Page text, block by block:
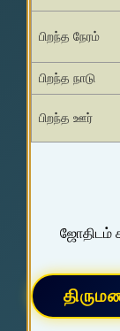
பிறந்த நேரம்
பிறந்த நாடு
பிறந்த ஊர்
ஜோதிடம்